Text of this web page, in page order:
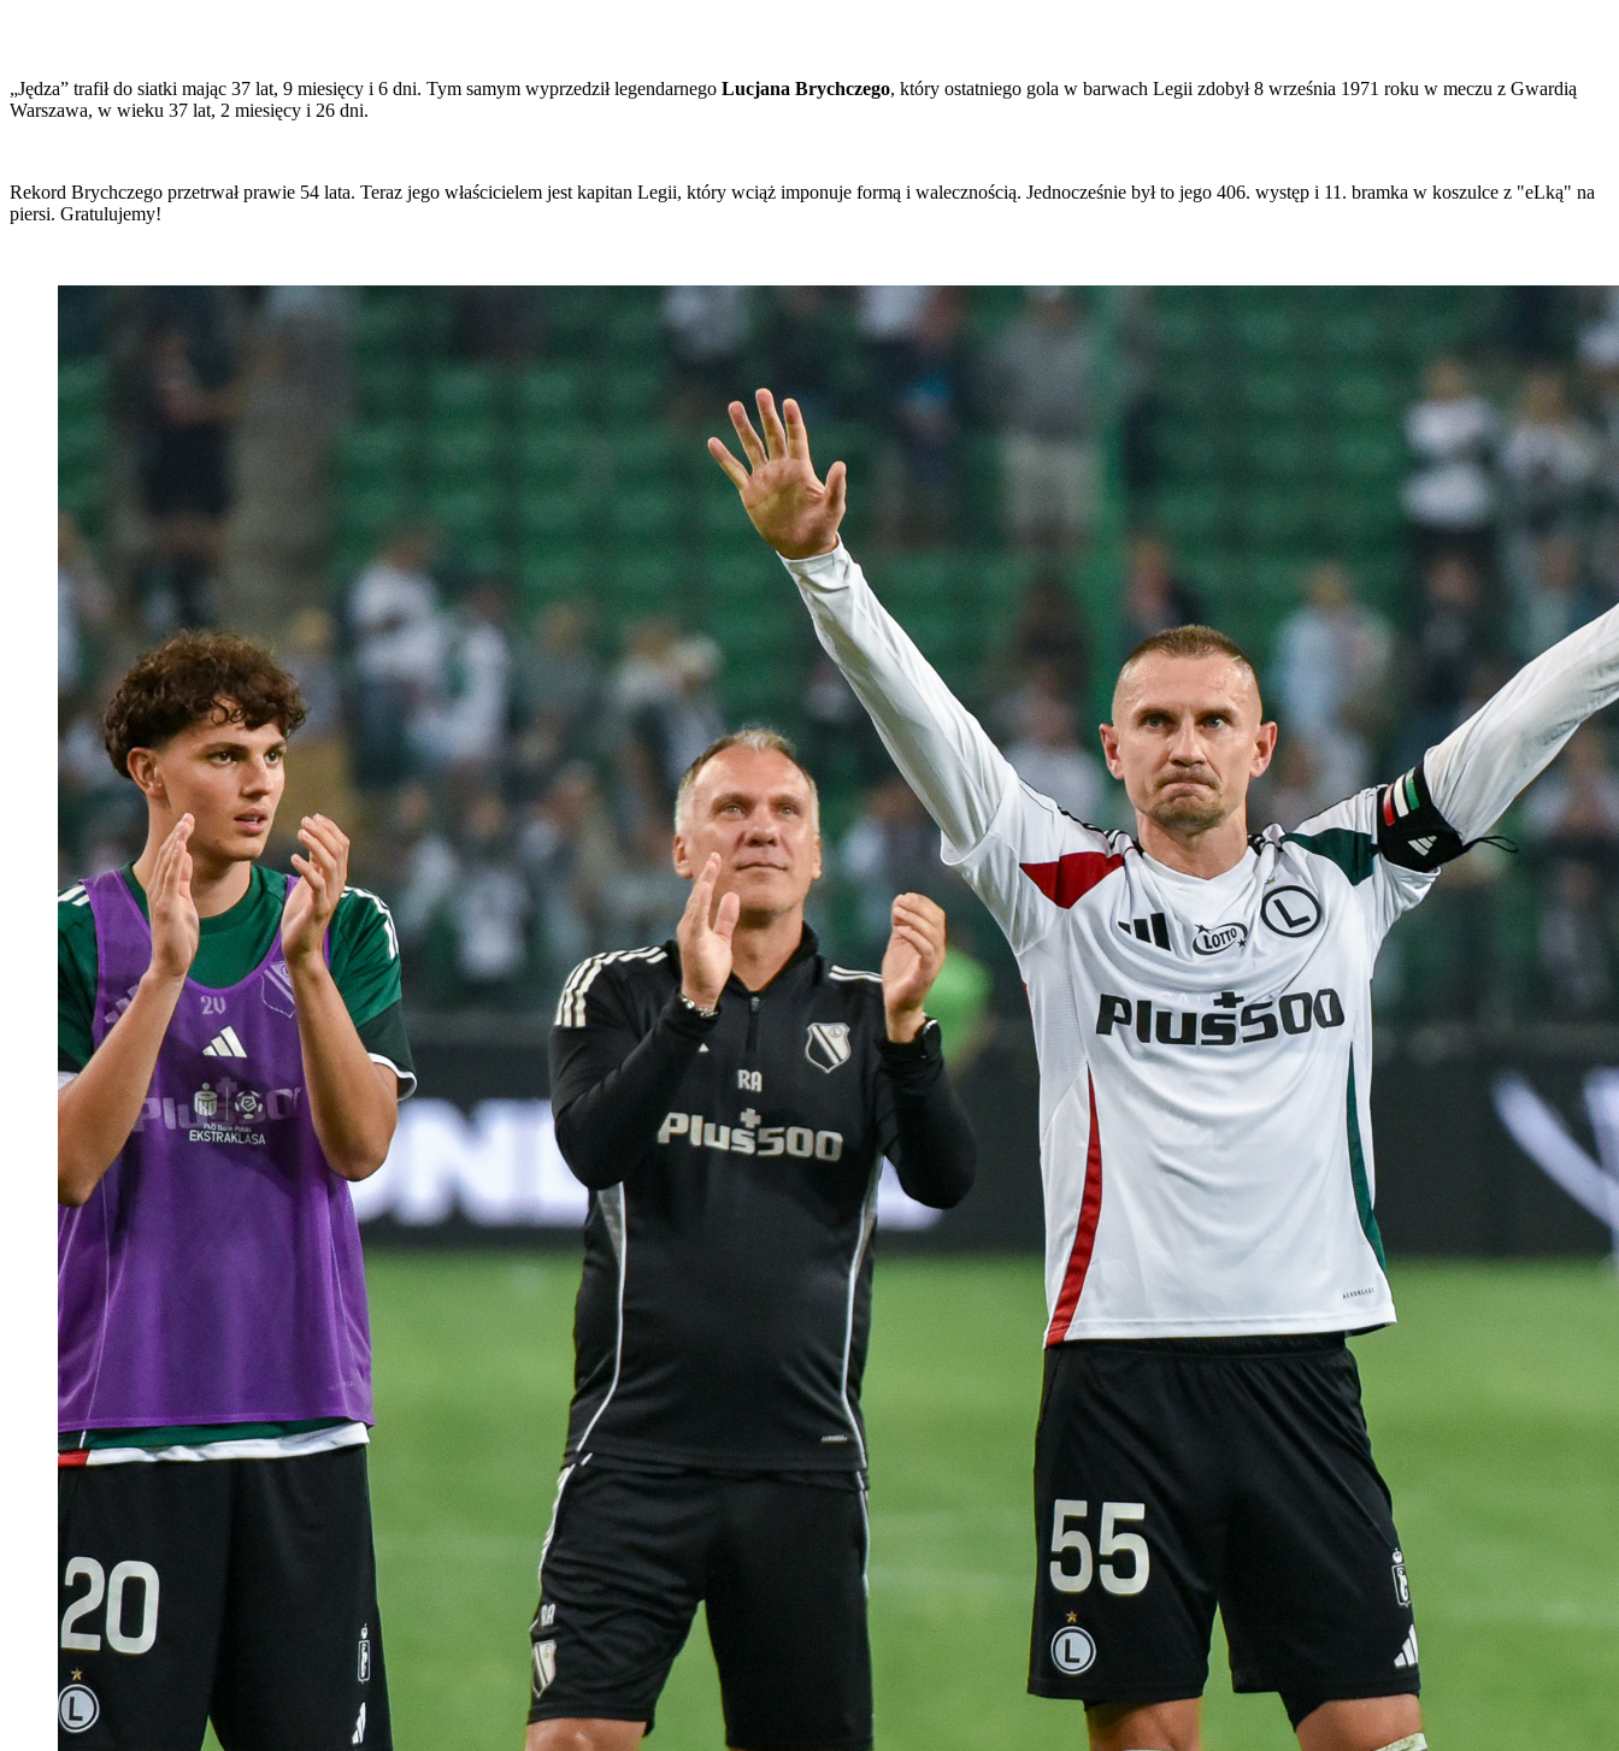
„Jędza” trafił do siatki mając 37 lat, 9 miesięcy i 6 dni. Tym samym wyprzedził legendarnego Lucjana Brychczego, który ostatniego gola w barwach Legii zdobył 8 września 1971 roku w meczu z Gwardią
Warszawa, w wieku 37 lat, 2 miesięcy i 26 dni.
Rekord Brychczego przetrwał prawie 54 lata. Teraz jego właścicielem jest kapitan Legii, który wciąż imponuje formą i walecznością. Jednocześnie był to jego 406. występ i 11. bramka w koszulce z "eLką" na
piersi. Gratulujemy!